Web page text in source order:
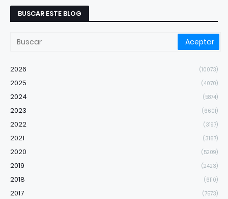
BUSCAR ESTE BLOG
2026 (10073)
2025 (4070)
2024 (5874)
2023 (6601)
2022 (3197)
2021 (3167)
2020 (5209)
2019 (2423)
2018 (6110)
2017 (7573)